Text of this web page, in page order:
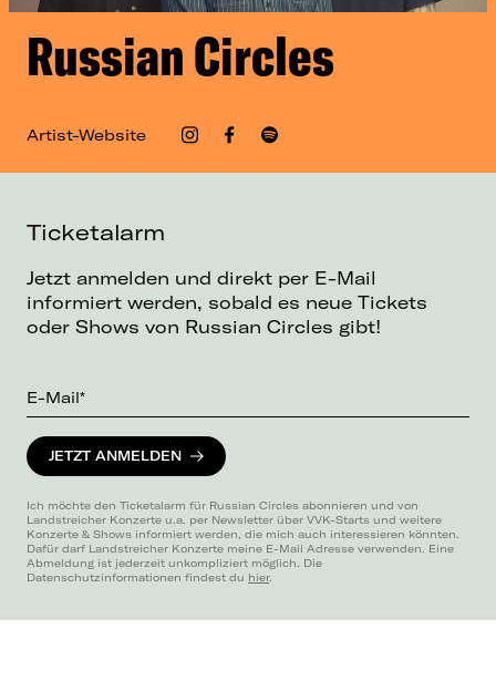
Russian Circles
Artist-Website
Ticketalarm
Jetzt anmelden und direkt per E-Mail
informiert werden, sobald es neue Tickets
oder Shows von Russian Circles gibt!
E-Mail*
JETZT ANMELDEN
Ich möchte den Ticketalarm für Russian Circles abonnieren und von
Landstreicher Konzerte u.a. per Newsletter über VVK-Starts und weitere
Konzerte & Shows informiert werden, die mich auch interessieren könnten.
Dafür darf Landstreicher Konzerte meine E-Mail Adresse verwenden. Eine
Abmeldung ist jederzeit unkompliziert möglich. Die
Datenschutzinformationen findest du hier.